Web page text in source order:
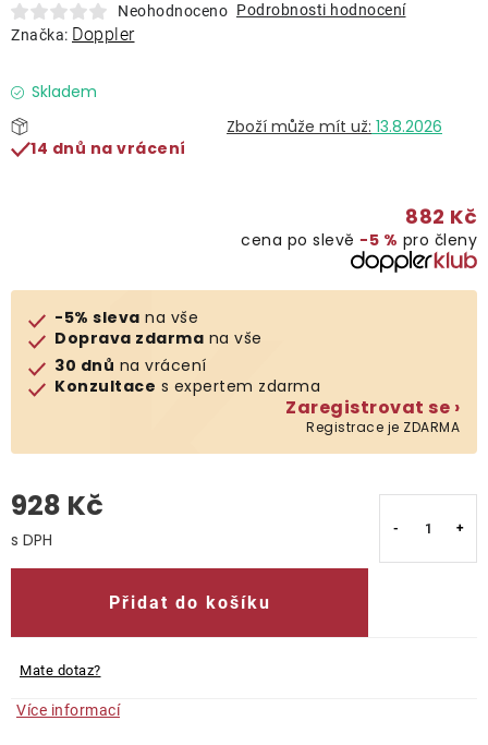
Doplňky
Deštníky
Gastro produkty
Klub výhod
Neohodnoceno Podrobnosti hodnocení
Značka: Doppler
Skladem
13.8.2026
14 dnů na vrácení
882 Kč
cena po slevě −5 % pro členy
-5% sleva na vše
Doprava zdarma na vše
30 dnů na vrácení
Konzultace s expertem zdarma
Zaregistrovat se ›
Registrace je ZDARMA
928 Kč
Přidat do košíku
Mate dotaz?
Více informací